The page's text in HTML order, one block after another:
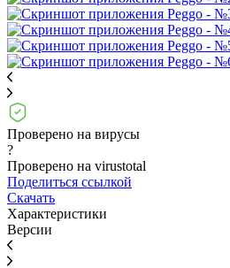
Проверено на вирусы
?
Проверено на virustotal
Поделиться ссылкой
Скачать
Характеристики
Версии